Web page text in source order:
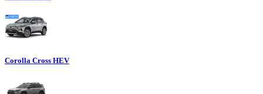
Corolla Cross HEV